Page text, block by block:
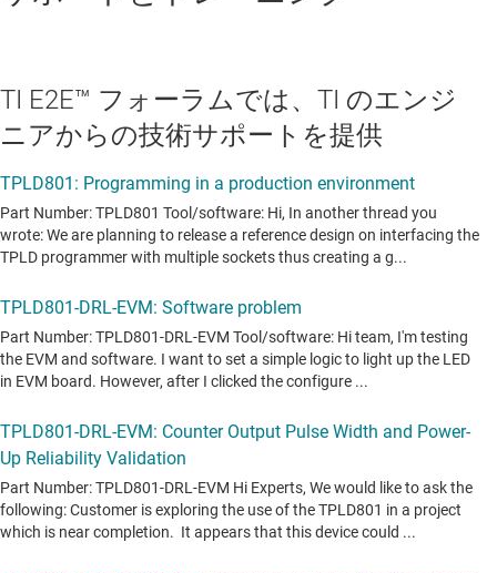
TI E2E™ フォーラムでは、TI のエンジ
ニアからの技術サポートを提供